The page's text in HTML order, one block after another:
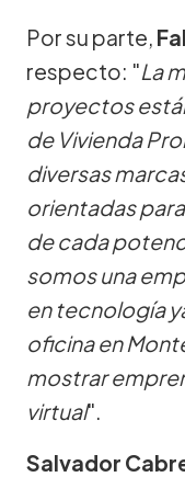
Por su parte,
respecto: "La
proyectos
de Vivienda
diversas
orientadas
de cada
somos una
en tecnología
oficina en
mostrar
virtual".
Salvador